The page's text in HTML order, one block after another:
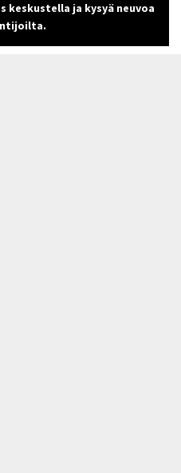
ja kysyä neuvoa